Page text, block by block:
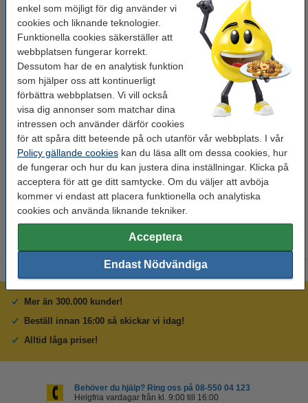
enkel som möjligt för dig använder vi
cookies och liknande teknologier.
Funktionella cookies säkerställer att
webbplatsen fungerar korrekt.
Dessutom har de en analytisk funktion
som hjälper oss att kontinuerligt
förbättra webbplatsen. Vi vill också
visa dig annonser som matchar dina
intressen och använder därför cookies
för att spåra ditt beteende på och utanför vår webbplats. I vår
Policy gällande cookies kan du läsa allt om dessa cookies, hur
de fungerar och hur du kan justera dina inställningar. Klicka på
acceptera för att ge ditt samtycke. Om du väljer att avböja
kommer vi endast att placera funktionella och analytiska
cookies och använda liknande tekniker.
Acceptera
Endast Nödvändiga
Varumärke: 123ink
vit / grön
Bläckfärg: grön
Skrivbredd: 0,45 mm
Påfyllningsbar: nej
Antal: 10 st
Vårt artikelnr: 300435
Mer än 300.000 kunder!
Beställ innan 16:00 så skickar vi idag!
Alltid låga priser!
Behöver du hjälp? Ring oss på 08-550 04 123
Helgfria vardagar från kl. 9:00 till 16:00